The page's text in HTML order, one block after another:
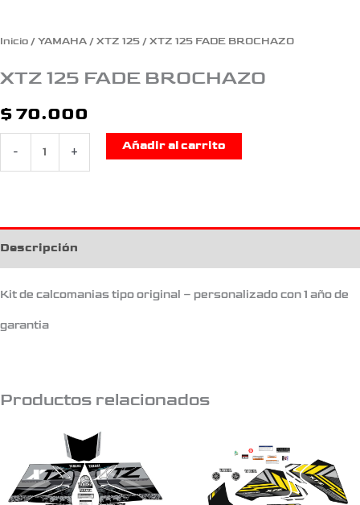
Inicio / YAMAHA / XTZ 125 / XTZ 125 FADE BROCHAZO
XTZ 125 FADE BROCHAZO
$ 70.000
- +
Añadir al carrito
Descripción
Kit de calcomanias tipo original – personalizado con 1 año de
garantia
Productos relacionados